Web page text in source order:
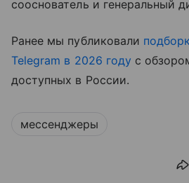
сооснователь и генеральный
Ранее мы публиковали
Telegram в 2026 году с
доступных в России.
мессенджеры